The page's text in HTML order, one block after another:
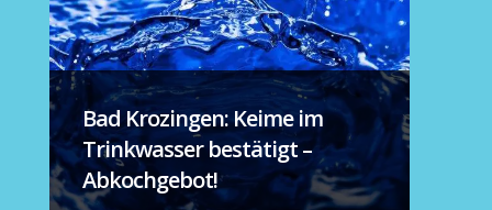
Bad Krozingen: Keime im
Trinkwasser bestätigt –
Abkochgebot!